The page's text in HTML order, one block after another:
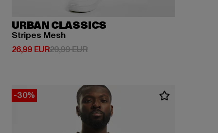
URBAN CLASSICS
Stripes Mesh
26,99 EUR
Derzeitiger Preis: 26,99 EUR
29,99 EURAktionspreis: 29,99 EUR
-30%